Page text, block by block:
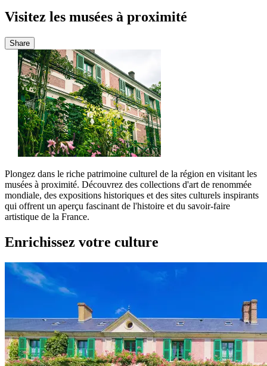
Visitez les musées à proximité
Share
Plongez dans le riche patrimoine culturel de la région en visitant les
musées à proximité. Découvrez des collections d'art de renommée
mondiale, des expositions historiques et des sites culturels inspirants
qui offrent un aperçu fascinant de l'histoire et du savoir-faire
artistique de la France.
Enrichissez votre culture